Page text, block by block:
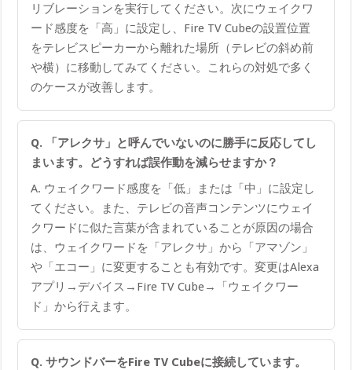
リブレーションを実行してください。次にウェイクワ
ード感度を「高」に設定し、Fire TV Cubeの設置位置
をテレビスピーカーから離れた場所（テレビの斜め前
や横）に移動してみてください。これらの対処で多く
のケースが改善します。
Q. 「アレクサ」と呼んでいないのに勝手に反応してし
まいます。どうすれば誤作動を減らせますか？
A. ウェイクワード感度を「低」または「中」に設定し
てください。また、テレビの音声コンテンツにウェイ
クワードに似た言葉が含まれていることが原因の場合
は、ウェイクワードを「アレクサ」から「アマゾン」
や「エコー」に変更することも有効です。変更はAlexa
アプリ→デバイス→Fire TV Cube→「ウェイクワー
ド」から行えます。
Q. サウンドバーをFire TV Cubeに接続しています。